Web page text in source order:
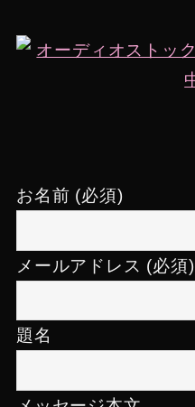
お名前 (必須)
メールアドレス (必須)
題名